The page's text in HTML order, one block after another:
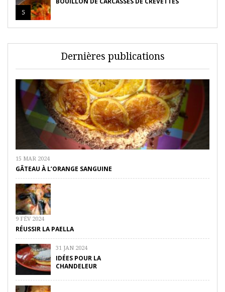
5
Dernières publications
15 MAR 2024
GÂTEAU À L’ORANGE SANGUINE
9 FÉV 2024
RÉUSSIR LA PAELLA
31 JAN 2024
IDÉES POUR LA
CHANDELEUR